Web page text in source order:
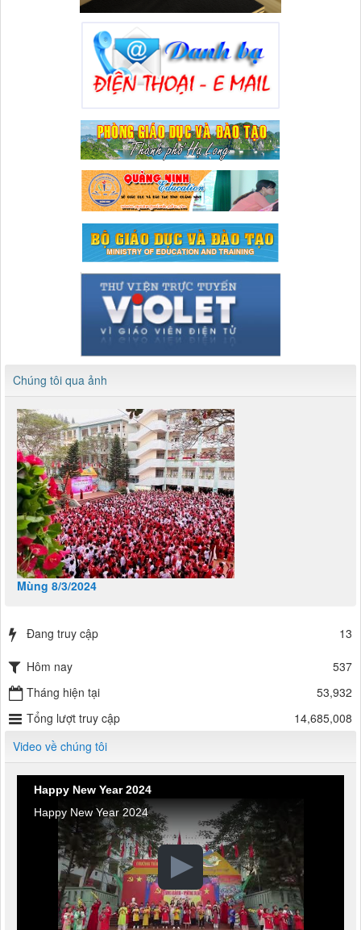
Chúng tôi qua ảnh
Mùng 8/3/2024
Đang truy cập 13
Hôm nay
537
Tháng hiện tại
53,932
Tổng lượt truy cập
14,685,008
Video về chúng tôi
Happy New Year 2024
Happy New Year 2024